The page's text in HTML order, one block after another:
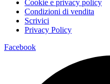
Cookie e privacy policy
Condizioni di vendita
Scrivici
Privacy Policy
Facebook